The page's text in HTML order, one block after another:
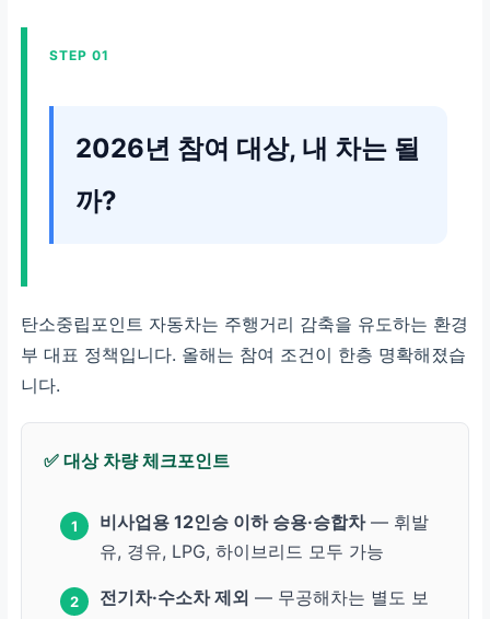
STEP 01
2026년 참여 대상, 내 차는 될
까?
탄소중립포인트 자동차는 주행거리 감축을 유도하는 환경
부 대표 정책입니다. 올해는 참여 조건이 한층 명확해졌습
니다.
✅ 대상 차량 체크포인트
1 비사업용 12인승 이하 승용·승합차— 휘발
유, 경유, LPG, 하이브리드 모두 가능
2 전기차·수소차 제외 — 무공해차는 별도 보